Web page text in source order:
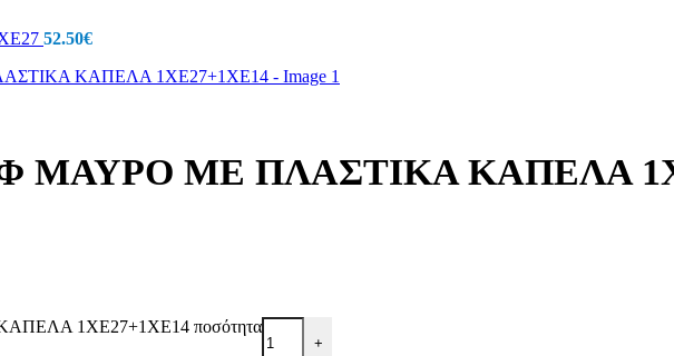
52.50€
Φ ΜΑΥΡΟ ΜΕ ΠΛΑΣΤΙΚΑ ΚΑΠΕΛΑ
1ΧΕ27+1ΧΕ14 ποσότητα
+